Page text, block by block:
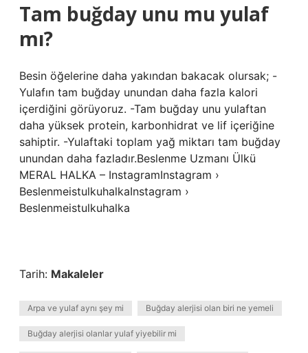
Tam buğday unu mu yulaf
mı?
Besin öğelerine daha yakından bakacak olursak; -
Yulafın tam buğday unundan daha fazla kalori
içerdiğini görüyoruz. -Tam buğday unu yulaftan
daha yüksek protein, karbonhidrat ve lif içeriğine
sahiptir. -Yulaftaki toplam yağ miktarı tam buğday
unundan daha fazladır.Beslenme Uzmanı Ülkü
MERAL HALKA – InstagramInstagram ›
BeslenmeistulkuhalkaInstagram ›
Beslenmeistulkuhalka
Tarih: Makaleler
Arpa ve yulaf aynı şey mi Buğday alerjisi olan biri ne yemeli
Buğday alerjisi olanlar yulaf yiyebilir mi